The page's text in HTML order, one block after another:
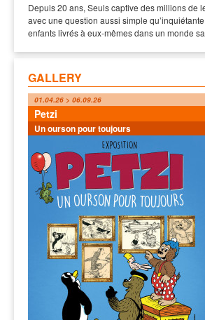
Depuis 20 ans, Seuls captive des millions de
avec une question aussi simple
enfants livrés à eux-mêmes dans un monde
GALLERY
01.04.26 > 06.09.26
Petzi
Un ourson pour toujours